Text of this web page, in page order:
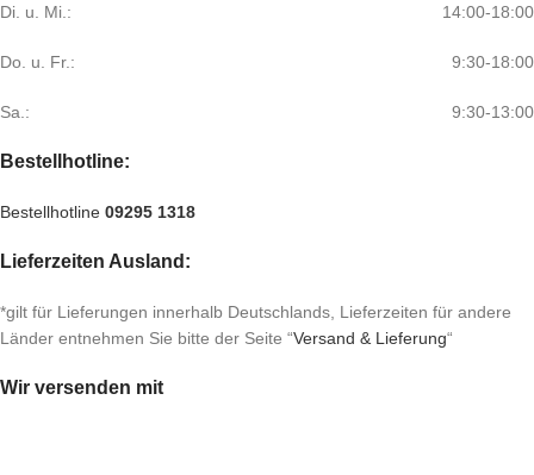
Di. u. Mi.: 14:00-18:00
Do. u. Fr.: 9:30-18:00
Sa.: 9:30-13:00
Bestellhotline:
Bestellhotline 09295 1318
Lieferzeiten Ausland:
*gilt für Lieferungen innerhalb Deutschlands, Lieferzeiten für andere
Länder entnehmen Sie bitte der Seite “Versand & Lieferung“
Wir versenden mit